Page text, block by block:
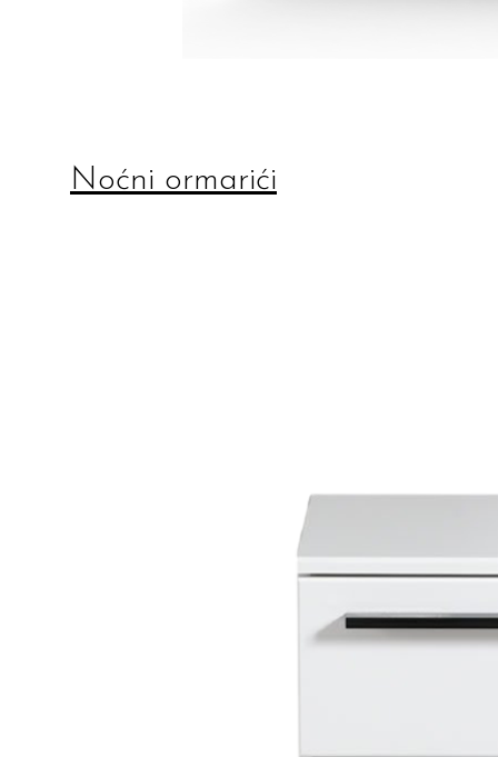
Noćni ormarići